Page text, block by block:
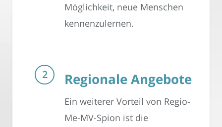
Möglichkeit, neue Menschen
kennenzulernen.
Regionale Angebote
Ein weiterer Vorteil von Regio-
Me-MV-Spion ist die